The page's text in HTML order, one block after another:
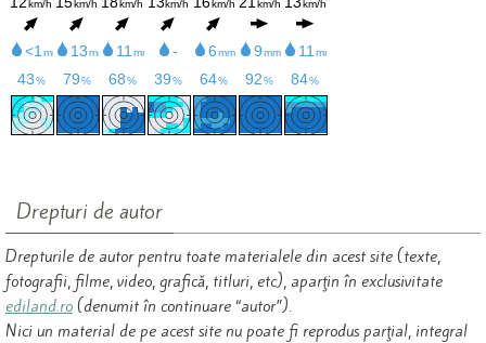
Drepturi de autor
Drepturile de autor pentru toate materialele din acest site (texte,
fotografii, filme, video, grafică, titluri, etc), aparţin în exclusivitate
ediland.ro (denumit în continuare “autor”).
Nici un material de pe acest site nu poate fi reprodus parţial, integral